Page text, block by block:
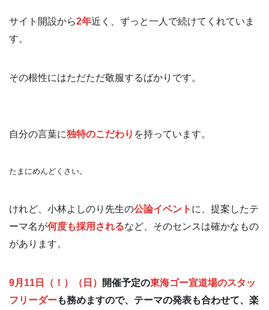
サイト開設から2年近く、ずっと一人で続けてくれていま
す。
その根性にはただただ敬服するばかりです。
自分の言葉に独特のこだわり を持っています。
たまにめんどくさい。
けれど、小林よしのり先生の公論イベント に、提案したテ
ーマ名が何度も採用されるなど、そのセンスは確かなもの
があります。
9月11日（！）（日） 開催予定の東海ゴー宣道場のスタッ
フリーダーも務めますので、テーマの発表も合わせて、楽